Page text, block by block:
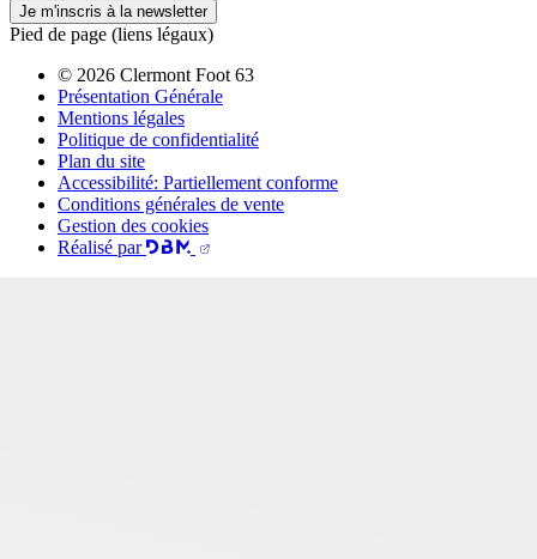
Je m'inscris à la newsletter
Pied de page (liens légaux)
© 2026 Clermont Foot 63
Présentation Générale
Mentions légales
Politique de confidentialité
Plan du site
Accessibilité: Partiellement conforme
Conditions générales de vente
Gestion des cookies
Réalisé par